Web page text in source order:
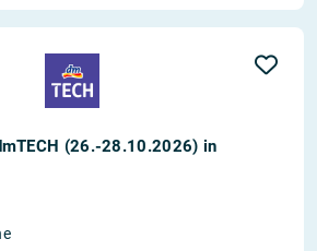
(26.-28.10.2026) in